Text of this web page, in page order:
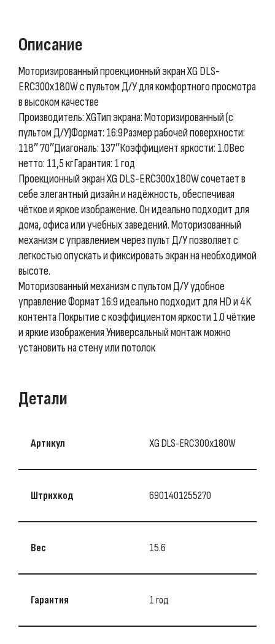
Описание
Моторизированный проекционный экран XG DLS-
ERC300x180W с пультом Д/У для комфортного просмотра
в высоком качестве
Производитель: XGТип экрана: Моторизированный (с
пультом Д/У)Формат: 16:9Размер рабочей поверхности:
118″ 70″Диагональ: 137″Коэффициент яркости: 1.0Вес
нетто: 11,5 кгГарантия: 1 год
Проекционный экран XG DLS-ERC300x180W сочетает в
себе элегантный дизайн и надёжность, обеспечивая
чёткое и яркое изображение. Он идеально подходит для
дома, офиса или учебных заведений. Моторизованный
механизм с управлением через пульт Д/У позволяет с
легкостью опускать и фиксировать экран на необходимой
высоте.
Моторизованный механизм с пультом Д/У удобное
управление Формат 16:9 идеально подходит для HD и 4K
контента Покрытие с коэффициентом яркости 1.0 чёткие
и яркие изображения Универсальный монтаж можно
установить на стену или потолок
Детали
Артикул XG DLS-ERC300x180W
Штрихкод 6901401255270
Вес 15.6
Гарантия 1 год